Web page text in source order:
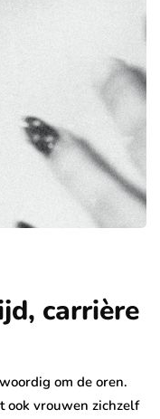
carrière
om de oren.
ook vrouwen zichzelf